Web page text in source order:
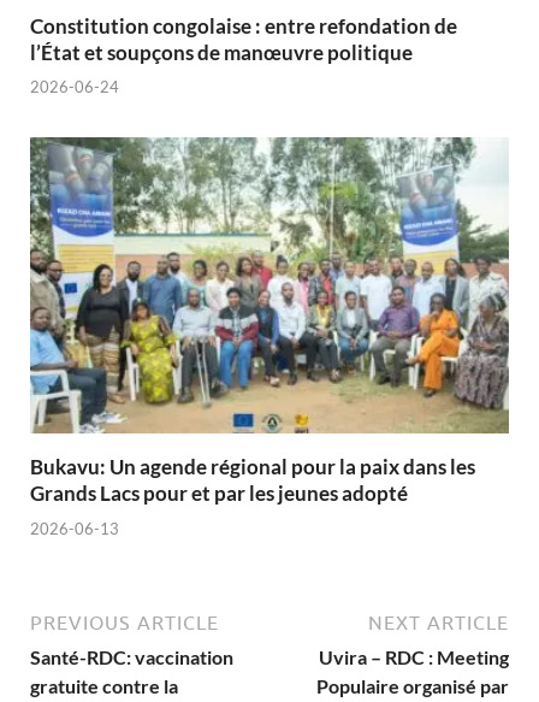
Constitution congolaise : entre refondation de
l’État et soupçons de manœuvre politique
2026-06-24
Bukavu: Un agende régional pour la paix dans les
Grands Lacs pour et par les jeunes adopté
2026-06-13
PREVIOUS ARTICLE
Santé-RDC: vaccination
gratuite contre la
NEXT ARTICLE
Uvira – RDC : Meeting
Populaire organisé par